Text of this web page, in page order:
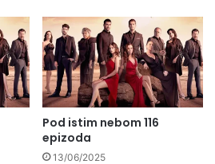
Pod istim nebom 116
epizoda
13/06/2025